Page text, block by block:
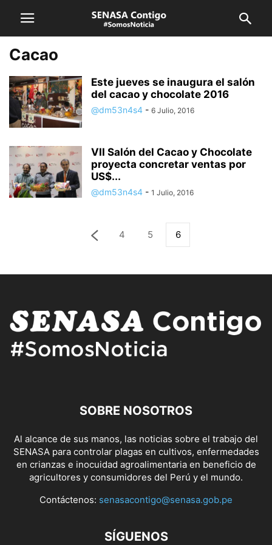
Cacao
Este jueves se inaugura el salón
del cacao y chocolate 2016
@dm53n4s4 - 6 Julio, 2016
VII Salón del Cacao y Chocolate
proyecta concretar ventas por
US$...
@dm53n4s4 - 1 Julio, 2016
4 5 6
SOBRE NOSOTROS
Al alcance de sus manos, las noticias sobre el trabajo del
SENASA para controlar plagas en cultivos, enfermedades
en crianzas e inocuidad agroalimentaria en beneficio de
agricultores y consumidores del Perú y el mundo.
Contáctenos: senasacontigo@senasa.gob.pe
SÍGUENOS